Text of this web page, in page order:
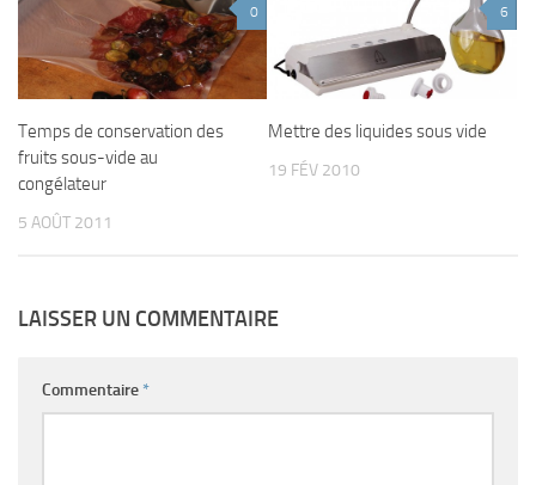
0
Temps de conservation des
fruits sous-vide au
congélateur
5 AOÛT 2011
6
Mettre des liquides sous vide
19 FÉV 2010
LAISSER UN COMMENTAIRE
Commentaire *